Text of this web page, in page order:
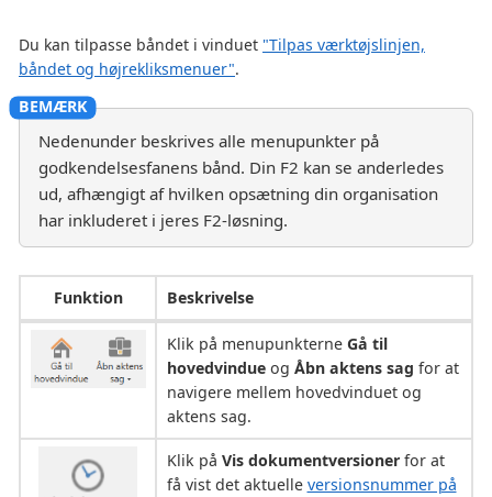
Du kan tilpasse båndet i vinduet "Tilpas værktøjslinjen,
båndet og højrekliksmenuer".
Nedenunder beskrives alle menupunkter på
godkendelsesfanens bånd. Din F2 kan se anderledes
ud, afhængigt af hvilken opsætning din organisation
har inkluderet i jeres F2-løsning.
Funktion Beskrivelse
Klik på menupunkterne Gå til
hovedvindueog Åbn aktens sag for at
navigere mellem hovedvinduet og
aktens sag.
Klik på Vis dokumentversionerfor at
få vist det aktuelle versionsnummer på